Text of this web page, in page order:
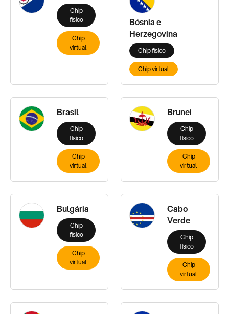
Chip
físico
Chip
virtual
Bósnia e
Herzegovina
Chip físico
Chip virtual
Brasil
Chip
físico
Chip
virtual
Brunei
Chip
físico
Chip
virtual
Bulgária
Chip
físico
Chip
virtual
Cabo
Verde
Chip
físico
Chip
virtual